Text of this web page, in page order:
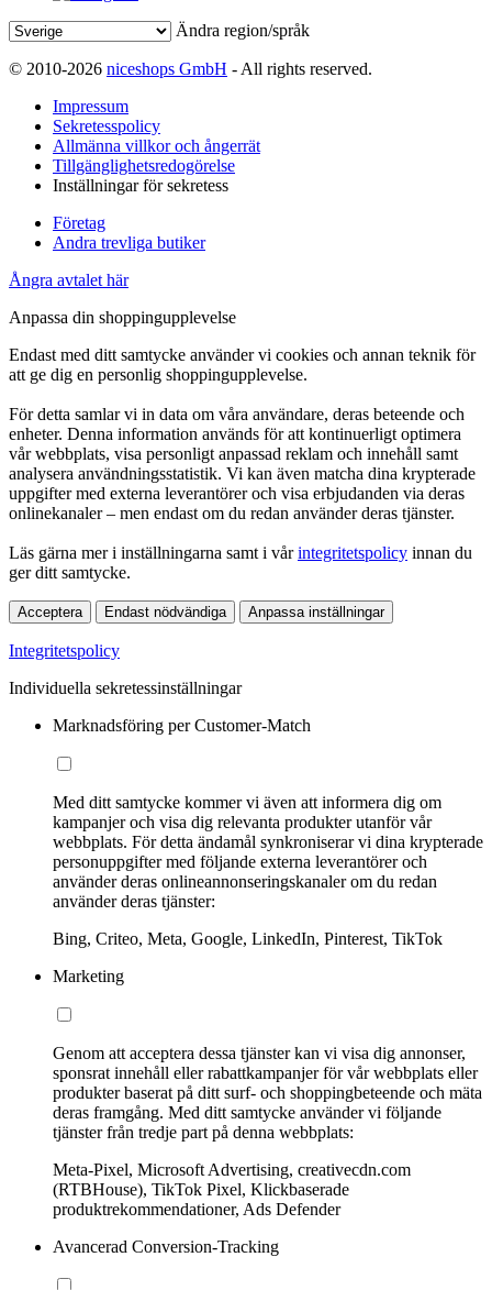
Ändra region/språk
© 2010-2026 niceshops GmbH - All rights reserved.
Impressum
Sekretesspolicy
Allmänna villkor och ångerrät
Tillgänglighetsredogörelse
Inställningar för sekretess
Företag
Andra trevliga butiker
Ångra avtalet här
Anpassa din shoppingupplevelse
Endast med ditt samtycke använder vi cookies och annan teknik för
att ge dig en personlig shoppingupplevelse.
För detta samlar vi in data om våra användare, deras beteende och
enheter. Denna information används för att kontinuerligt optimera
vår webbplats, visa personligt anpassad reklam och innehåll samt
analysera användningsstatistik. Vi kan även matcha dina krypterade
uppgifter med externa leverantörer och visa erbjudanden via deras
onlinekanaler – men endast om du redan använder deras tjänster.
Läs gärna mer i inställningarna samt i vårintegritetspolicy innan du
ger ditt samtycke.
Acceptera Endast nödvändiga Anpassa inställningar
Integritetspolicy
Individuella sekretessinställningar
Marknadsföring per Customer-Match
Med ditt samtycke kommer vi även att informera dig om
kampanjer och visa dig relevanta produkter utanför vår
webbplats. För detta ändamål synkroniserar vi dina krypterade
personuppgifter med följande externa leverantörer och
använder deras onlineannonseringskanaler om du redan
använder deras tjänster:
Bing, Criteo, Meta, Google, LinkedIn, Pinterest, TikTok
Marketing
Genom att acceptera dessa tjänster kan vi visa dig annonser,
sponsrat innehåll eller rabattkampanjer för vår webbplats eller
produkter baserat på ditt surf- och shoppingbeteende och mäta
deras framgång. Med ditt samtycke använder vi följande
tjänster från tredje part på denna webbplats:
Meta-Pixel, Microsoft Advertising, creativecdn.com
(RTBHouse), TikTok Pixel, Klickbaserade
produktrekommendationer, Ads Defender
Avancerad Conversion-Tracking